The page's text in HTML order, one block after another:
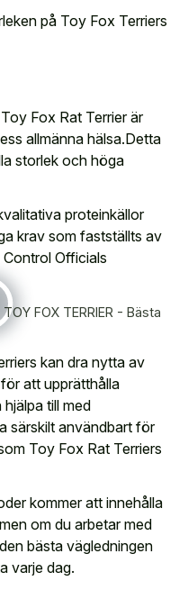
på Toy Fox Terriers
Fox Rat Terrier är
allmänna hälsa.Detta
storlek och höga
proteinkällor
krav som fastställts av
Officials
FOX TERRIER - Bästa
kan dra nytta av
att upprätthålla
till med
särskilt användbart för
Toy Fox Rat Terriers
kommer att innehålla
om du arbetar med
bästa vägledningen
varje dag.